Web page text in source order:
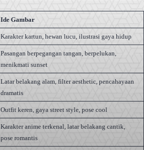
Ide Gambar
Karakter kartun, hewan lucu, ilustrasi gaya hidup
Pasangan berpegangan tangan, berpelukan,
menikmati sunset
Latar belakang alam, filter aesthetic, pencahayaan
dramatis
Outfit keren, gaya street style, pose cool
Karakter anime terkenal, latar belakang cantik,
pose romantis